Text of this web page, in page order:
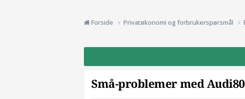
Forside Privatøkonomi og forbrukerspørsmål
Små-problemer med Audi80